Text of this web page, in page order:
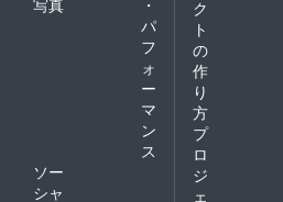
パ
フ
ォ
ー
マ
ン
ス
ソー
シャ
ク
ト
の
作
り
方
プ
ロ
ジ
ェ